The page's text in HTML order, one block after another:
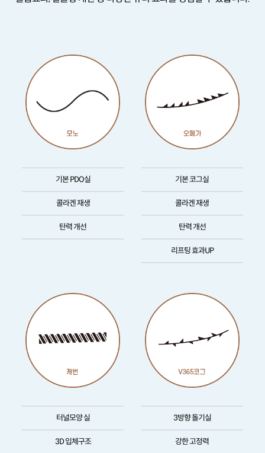
기본 PDO실
콜라겐 재생
탄력 개선
기본 코그실
콜라겐 재생
탄력 개선
리프팅 효과UP
터널모양 실
3D 입체구조
3방향 돌기실
강한 고정력